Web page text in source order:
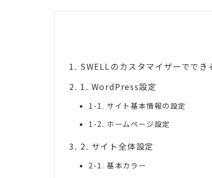
SWELLのカスタマイザーででき
1. WordPress設定
1-1. サイト基本情報の設定
1-2. ホームページ設定
2. サイト全体設定
2-1. 基本カラー